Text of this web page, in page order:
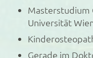
Masterstudium
Universität
Gerade im